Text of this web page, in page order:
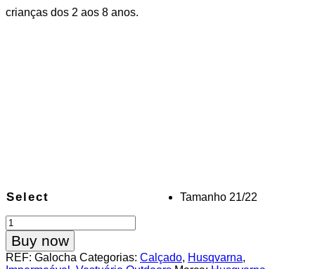
crianças dos 2 aos 8 anos.
Select
Tamanho 21/22
Quantidade
de
Botas
de
Buy now
REF: Galocha Categorias: Calçado, Husqvarna,